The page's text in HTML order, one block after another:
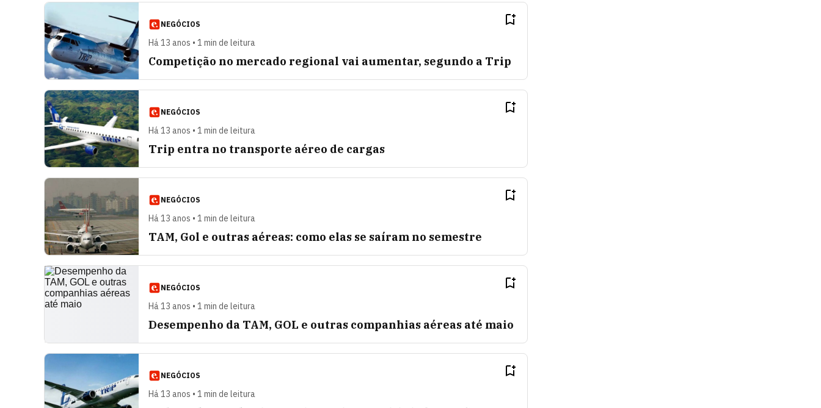
NEGÓCIOS
Há 13 anos • 1 min de leitura
Competição no mercado regional vai aumentar, segundo a Trip
NEGÓCIOS
Há 13 anos • 1 min de leitura
Trip entra no transporte aéreo de cargas
NEGÓCIOS
Há 13 anos • 1 min de leitura
TAM, Gol e outras aéreas: como elas se saíram no semestre
NEGÓCIOS
Há 13 anos • 1 min de leitura
Desempenho da TAM, GOL e outras companhias aéreas até maio
NEGÓCIOS
Há 13 anos • 1 min de leitura